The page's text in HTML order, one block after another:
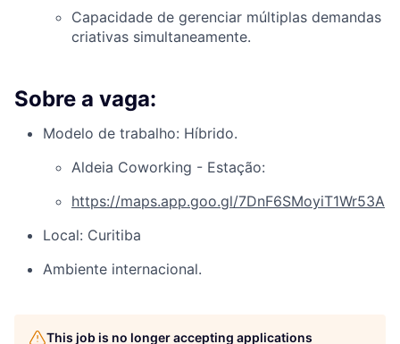
Capacidade de gerenciar múltiplas demandas
criativas simultaneamente.
Sobre a vaga:
Modelo de trabalho: Híbrido.
Aldeia Coworking - Estação:
https://maps.app.goo.gl/7DnF6SMoyiT1Wr53A
Local: Curitiba
Ambiente internacional.
This job is no longer accepting applications